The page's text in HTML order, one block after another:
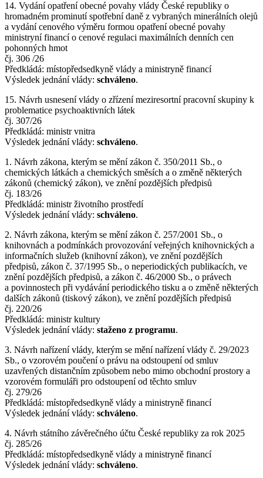
14. Vydání opatření obecné povahy vlády České republiky o
hromadném prominutí spotřební daně z vybraných minerálních olejů
a vydání cenového výměru formou opatření obecné povahy
ministryní financí o cenové regulaci maximálních denních cen
pohonných hmot
čj. 306 /26
Předkládá: místopředsedkyně vlády a ministryně financí
Výsledek jednání vlády: schváleno.
15. Návrh usnesení vlády o zřízení meziresortní pracovní skupiny k
problematice psychoaktivních látek
čj. 307/26
Předkládá: ministr vnitra
Výsledek jednání vlády: schváleno.
1. Návrh zákona, kterým se mění zákon č. 350/2011 Sb., o
chemických látkách a chemických směsích a o změně některých
zákonů (chemický zákon), ve znění pozdějších předpisů
čj. 183/26
Předkládá: ministr životního prostředí
Výsledek jednání vlády: schváleno.
2. Návrh zákona, kterým se mění zákon č. 257/2001 Sb., o
knihovnách a podmínkách provozování veřejných knihovnických a
informačních služeb (knihovní zákon), ve znění pozdějších
předpisů, zákon č. 37/1995 Sb., o neperiodických publikacích, ve
znění pozdějších předpisů, a zákon č. 46/2000 Sb., o právech
a povinnostech při vydávání periodického tisku a o změně některých
dalších zákonů (tiskový zákon), ve znění pozdějších předpisů
čj. 220/26
Předkládá: ministr kultury
Výsledek jednání vlády: staženo z programu.
3. Návrh nařízení vlády, kterým se mění nařízení vlády č. 29/2023
Sb., o vzorovém poučení o právu na odstoupení od smluv
uzavřených distančním způsobem nebo mimo obchodní prostory a
vzorovém formuláři pro odstoupení od těchto smluv
čj. 279/26
Předkládá: místopředsedkyně vlády a ministryně financí
Výsledek jednání vlády: schváleno.
4. Návrh státního závěrečného účtu České republiky za rok 2025
čj. 285/26
Předkládá: místopředsedkyně vlády a ministryně financí
Výsledek jednání vlády: schváleno.